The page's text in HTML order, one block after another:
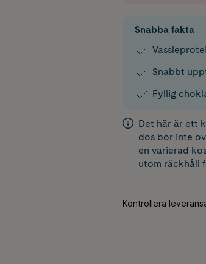
Snabba fakta
Snabbt
Fyllig
Det här är ett
dos bör inte
en varierad
utom räckhåll